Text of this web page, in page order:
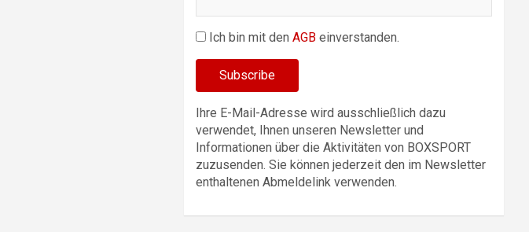
Ich bin mit denAGB einverstanden.
Ihre E-Mail-Adresse wird ausschließlich dazu
verwendet, Ihnen unseren Newsletter und
Informationen über die Aktivitäten von BOXSPORT
zuzusenden. Sie können jederzeit den im Newsletter
enthaltenen Abmeldelink verwenden.